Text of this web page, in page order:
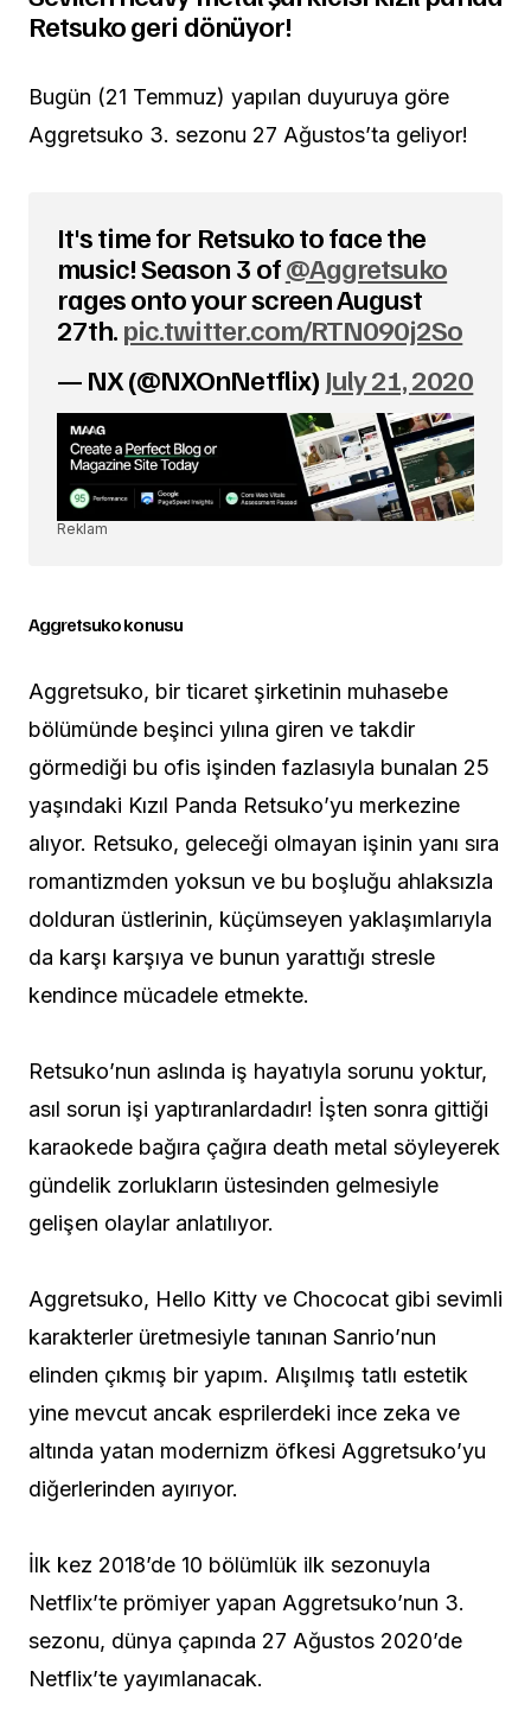
Retsuko geri dönüyor!
Bugün (21 Temmuz) yapılan duyuruya göre
Aggretsuko 3. sezonu 27 Ağustos’ta geliyor!
It's time for Retsuko to face the
music! Season 3 of@Aggretsuko
rages onto your screen August
27th. pic.twitter.com/RTN090j2So
— NX (@NXOnNetflix) July 21, 2020
Reklam
Aggretsuko konusu
Aggretsuko, bir ticaret şirketinin muhasebe
bölümünde beşinci yılına giren ve takdir
görmediği bu ofis işinden fazlasıyla bunalan 25
yaşındaki Kızıl Panda Retsuko’yu merkezine
alıyor. Retsuko, geleceği olmayan işinin yanı sıra
romantizmden yoksun ve bu boşluğu ahlaksızla
dolduran üstlerinin, küçümseyen yaklaşımlarıyla
da karşı karşıya ve bunun yarattığı stresle
kendince mücadele etmekte.
Retsuko’nun aslında iş hayatıyla sorunu yoktur,
asıl sorun işi yaptıranlardadır! İşten sonra gittiği
karaokede bağıra çağıra death metal söyleyerek
gündelik zorlukların üstesinden gelmesiyle
gelişen olaylar anlatılıyor.
Aggretsuko, Hello Kitty ve Chococat gibi sevimli
karakterler üretmesiyle tanınan Sanrio’nun
elinden çıkmış bir yapım. Alışılmış tatlı estetik
yine mevcut ancak esprilerdeki ince zeka ve
altında yatan modernizm öfkesi Aggretsuko’yu
diğerlerinden ayırıyor.
İlk kez 2018’de 10 bölümlük ilk sezonuyla
Netflix’te prömiyer yapan Aggretsuko’nun 3.
sezonu, dünya çapında 27 Ağustos 2020’de
Netflix’te yayımlanacak.